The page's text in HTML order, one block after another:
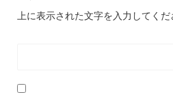
上に表示された文字を入力してくだ